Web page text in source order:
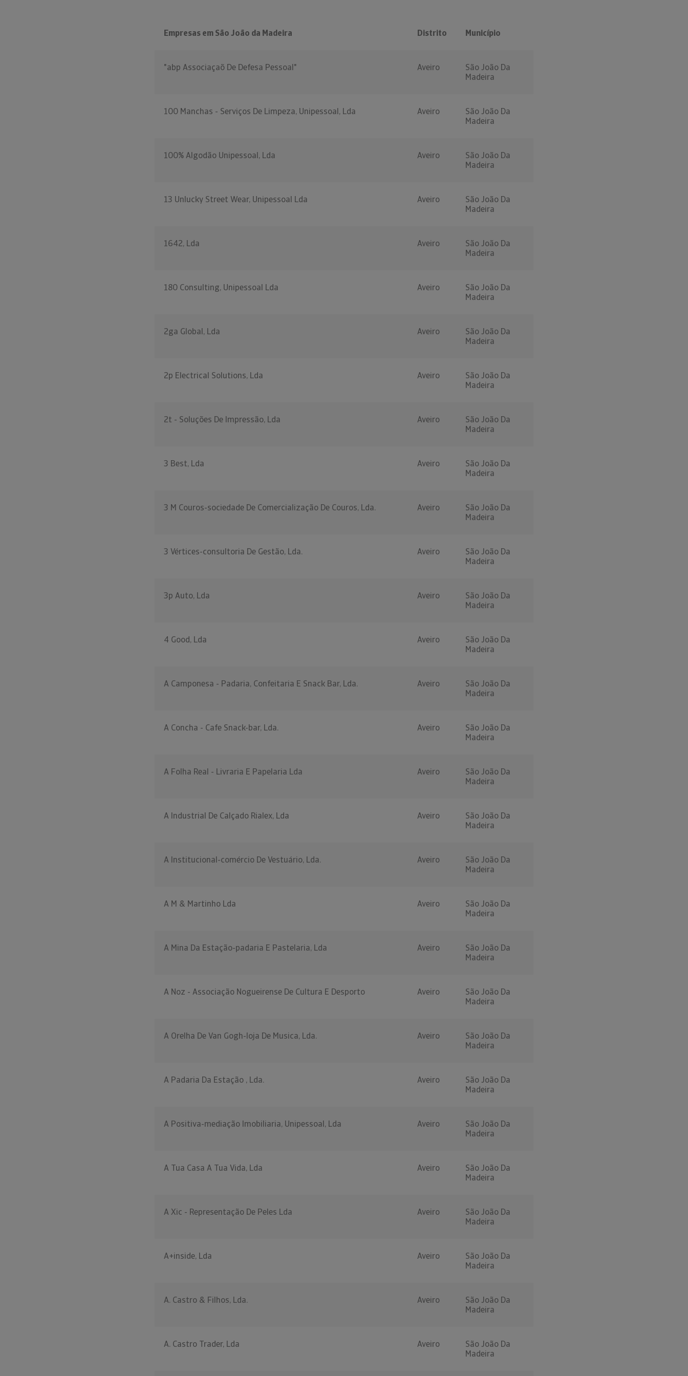
Empresas em São João da Madeira Distrito Município
"abp Associaçaõ De Defesa Pessoal" Aveiro
São João Da
Madeira
100 Manchas - Serviços De Limpeza, Unipessoal, Lda Aveiro
São João Da
Madeira
100% Algodão Unipessoal, Lda Aveiro
São João Da
Madeira
13 Unlucky Street Wear, Unipessoal Lda Aveiro
São João Da
Madeira
1642, Lda Aveiro
São João Da
Madeira
180 Consulting, Unipessoal Lda Aveiro
São João Da
Madeira
2ga Global, Lda Aveiro
São João Da
Madeira
2p Electrical Solutions, Lda Aveiro
São João Da
Madeira
2t - Soluções De Impressão, Lda Aveiro
São João Da
Madeira
3 Best, Lda Aveiro
São João Da
Madeira
3 M Couros-sociedade De Comercialização De Couros, Lda. Aveiro
São João Da
Madeira
3 Vértices-consultoria De Gestão, Lda. Aveiro
São João Da
Madeira
3p Auto, Lda Aveiro
São João Da
Madeira
4 Good, Lda Aveiro
São João Da
Madeira
A Camponesa - Padaria, Confeitaria E Snack Bar, Lda. Aveiro
São João Da
Madeira
A Concha - Cafe Snack-bar, Lda. Aveiro
São João Da
Madeira
A Folha Real - Livraria E Papelaria Lda Aveiro
São João Da
Madeira
A Industrial De Calçado Rialex, Lda Aveiro
São João Da
Madeira
A Institucional-comércio De Vestuário, Lda. Aveiro
São João Da
Madeira
A M & Martinho Lda Aveiro
São João Da
Madeira
A Mina Da Estação-padaria E Pastelaria, Lda Aveiro
São João Da
Madeira
A Noz - Associação Nogueirense De Cultura E Desporto Aveiro
São João Da
Madeira
A Orelha De Van Gogh-loja De Musica, Lda. Aveiro
São João Da
Madeira
A Padaria Da Estação , Lda. Aveiro
São João Da
Madeira
A Positiva-mediação Imobiliaria, Unipessoal, Lda Aveiro
São João Da
Madeira
A Tua Casa A Tua Vida, Lda Aveiro
São João Da
Madeira
A Xic - Representação De Peles Lda Aveiro
São João Da
Madeira
A+inside, Lda Aveiro
São João Da
Madeira
A. Castro & Filhos, Lda. Aveiro
São João Da
Madeira
A. Castro Trader, Lda Aveiro
São João Da
Madeira